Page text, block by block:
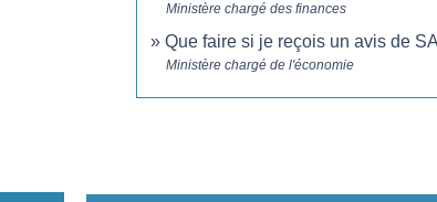
Ministère chargé des finances
Que faire si je reçois un avis de
Ministère chargé de l'économie